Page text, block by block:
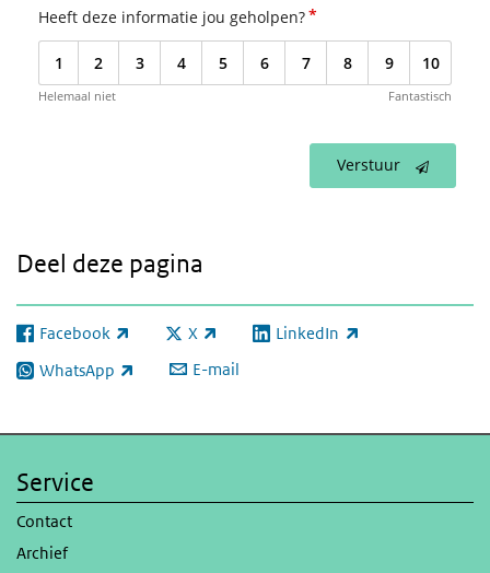
Heeft deze informatie jou geholpen?*
1 2 3 4 5 6 7 8 9 10
Helemaal niet Fantastisch
Verstuur
Deel deze pagina
Facebook
(externe link) X
(externe link) LinkedIn
(externe link)
WhatsApp
(externe link) E-mail
Service
Contact
Archief